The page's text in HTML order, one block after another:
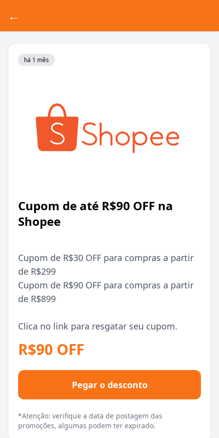
←
há 1 mês
Cupom de até R$90 OFF na
Shopee
Cupom de R$30 OFF para compras a partir
de R$299
Cupom de R$90 OFF para compras a partir
de R$899
Clica no link para resgatar seu cupom.
R$90 OFF
Pegar o desconto
*Atenção: verifique a data de postagem das
promoções, algumas podem ter expirado.